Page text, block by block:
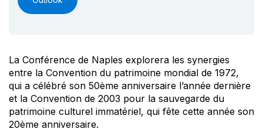
La Conférence de Naples explorera les synergies
entre la Convention du patrimoine mondial de 1972,
qui a célébré son 50ème anniversaire l’année dernière
et la Convention de 2003 pour la sauvegarde du
patrimoine culturel immatériel, qui fête cette année son
20ème anniversaire.